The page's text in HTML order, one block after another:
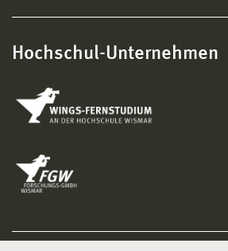
Hochschul-Unternehmen